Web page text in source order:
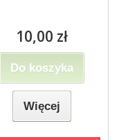
10,00 zł
Do koszyka
Więcej